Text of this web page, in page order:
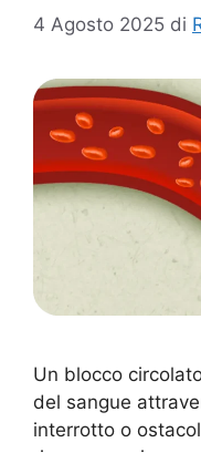
4 Agosto 2025 di
Un blocco
del sangue
interrotto o